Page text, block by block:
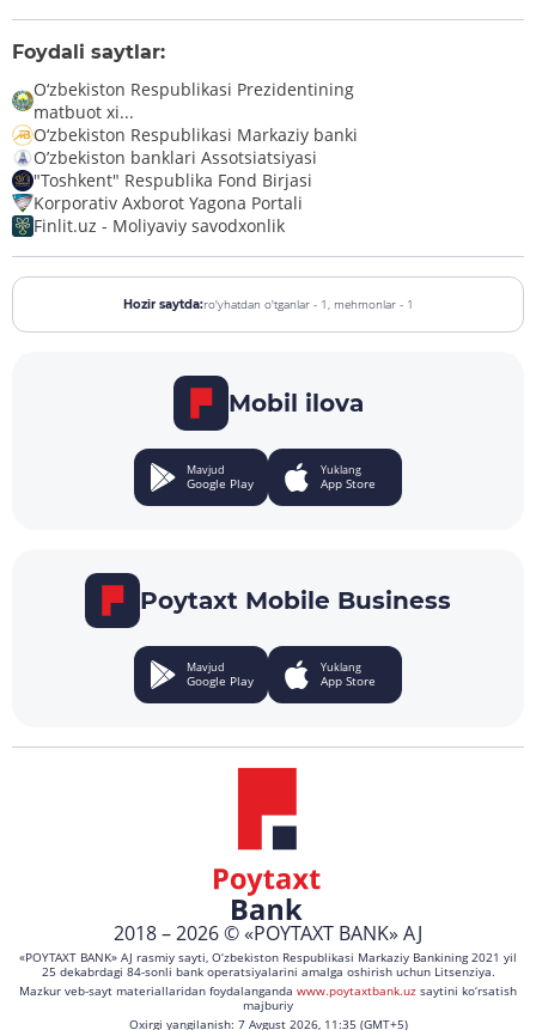
Foydali saytlar:
O‘zbekiston Respublikasi Prezidentining
matbuot xi...
O‘zbekiston Respublikasi Markaziy banki
O’zbekiston banklari Assotsiatsiyasi
"Toshkent" Respublika Fond Birjasi
Korporativ Axborot Yagona Portali
Finlit.uz - Moliyaviy savodxonlik
Hozir saytda:ro'yhatdan o'tganlar - 1, mehmonlar - 1
Mobil ilova
Mavjud
Google Play
Yuklang
App Store
Poytaxt Mobile Business
Mavjud
Google Play
Yuklang
App Store
2018 – 2026 © «POYTAXT BANK» AJ
«POYTAXT BANK» AJ rasmiy sayti, O‘zbekiston Respublikasi Markaziy Bankining 2021 yil
25 dekabrdagi 84-sonli bank operatsiyalarini amalga oshirish uchun Litsenziya.
Mazkur veb-sayt materiallaridan foydalanganda www.poytaxtbank.uz saytini ko‘rsatish
majburiy
Oxirgi yangilanish: 7 Avgust 2026, 11:35 (GMT+5)